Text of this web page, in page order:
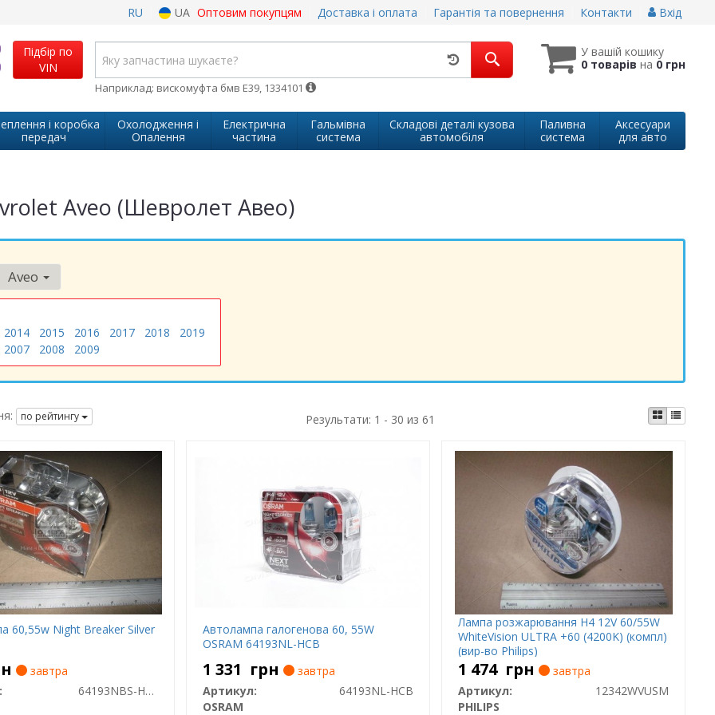
RU UA Оптовим покупцям Доставка і оплата Гарантія та повернення Контакти Вхід
Підбір по
VIN
У вашій кошику
0 товарів на 0 грн
Наприклад: вискомуфта бмв Е39, 1334101
і коробка
передач
Охолодження і
Опалення
Електрична
частина
Гальмівна
система
Складові деталі кузова
автомобіля
Паливна
система
Аксесуари
для авто
Aveo (Шевролет Авео)
2014 2015 2016 2017 2018
2019
2007
2008 2009
Aveo
по рейтингу Результати: 1 - 30 из 61
60,55w Night Breaker Silver
завтра
64193NBS-HCB
Автолампа галогенова 60, 55W
OSRAM 64193NL-HCB
1 331 грн
завтра
Артикул:
64193NL-HCB
OSRAM
Лампа розжарювання H4 12V 60/55W
WhiteVision ULTRA +60 (4200K) (компл)
(вир-во Philips)
1 474 грн
завтра
Артикул:
12342WVUSM
PHILIPS